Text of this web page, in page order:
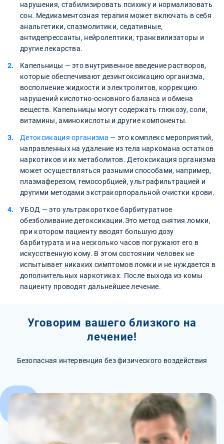
нарушения, стабилизировать психику и нормализовать
сон. Медикаментозная терапия может включать в себя
анальгетики, спазмолитики, седативные,
антидепрессанты, нейролептики, транквилизаторы и
другие лекарства.
Капельницы — это внутривенное введение растворов,
которые обеспечивают дезинтоксикацию организма,
восполнение жидкости и электролитов, коррекцию
нарушений кислотно-основного баланса и обмена
веществ. Капельницы могут содержать глюкозу, соли,
витамины, аминокислоты и другие компоненты.
Детоксикация организма — это комплекс мероприятий,
направленных на удаление из тела наркомана остатков
наркотиков и их метаболитов. Детоксикация организма
может осуществляться разными способами, например,
плазмаферезом, гемосорбцией, ультрафильтрацией и
другими методами экстракорпоральной очистки крови.
УБОД — это ультракороткое барбитуратное
обезболивание детоксикации.Это метод снятия ломки,
при котором пациенту вводят большую дозу
барбитурата и на несколько часов погружают его в
искусственную кому. В этом состоянии человек не
испытывает никаких симптомов ломки и не нуждается в
дополнительных наркотиках. После выхода из комы
пациенту проводят дальнейшее лечение.
Уговорим вашего близкого на
лечение!
Безопасная интервенция без физического воздействия